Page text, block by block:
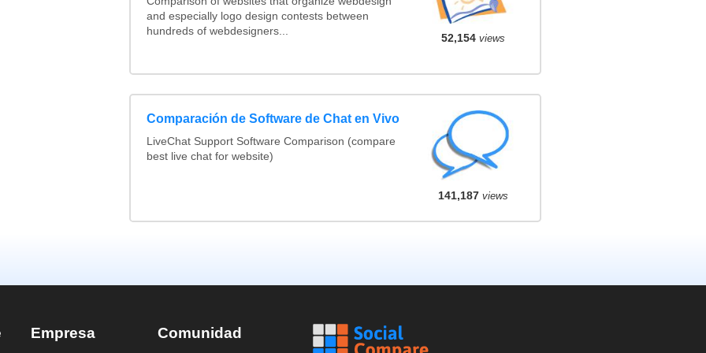
and especially logo design contests between
hundreds of webdesigners...
52,154 views
Comparación de Software de Chat en Vivo
LiveChat Support Software Comparison (compare
best live chat for website)
141,187 views
Empresa Comunidad